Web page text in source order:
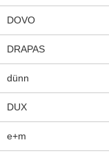
DOVO
DRAPAS
dünn
DUX
e+m